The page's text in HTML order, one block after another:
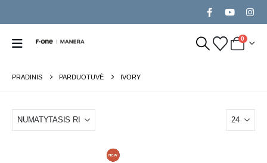
0
PRADINIS PARDUOTUVĖ IVORY